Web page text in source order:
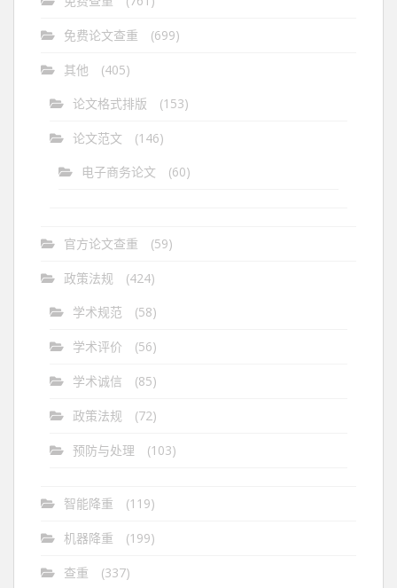
免费论文查重 (699)
其他
(405)
论文格式排版
(153)
论文范文
(146)
电子商务论文
(60)
官方论文查重 (59)
政策法规
(424)
学术规范
(58)
学术评价 (56)
学术诚信 (85)
政策法规 (72)
预防与处理 (103)
智能降重 (119)
机器降重 (199)
查重 (337)